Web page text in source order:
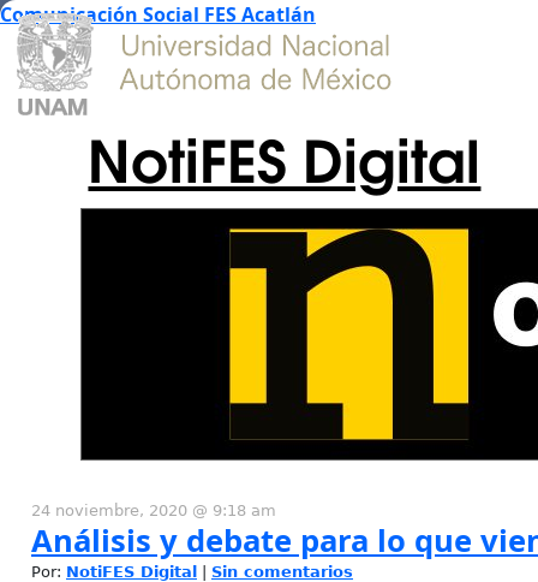
Comunicación Social FES Acatlán
NotiFES Digital
24 noviembre, 2020 @ 9:18 am
Análisis y debate para lo que
Por: NotiFES Digital Sin comentarios